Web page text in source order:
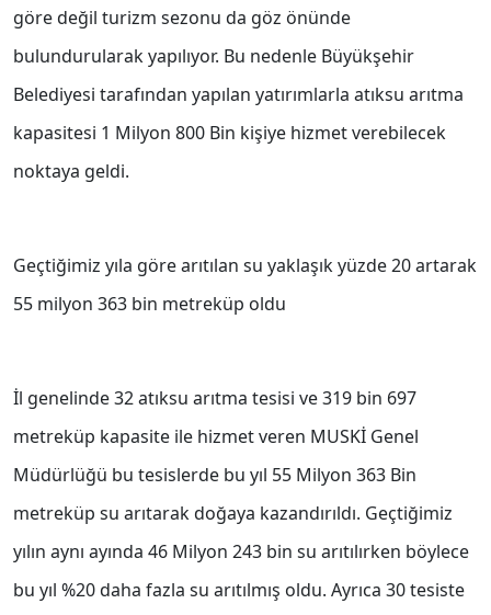
göre değil turizm sezonu da göz önünde
bulundurularak yapılıyor. Bu nedenle Büyükşehir
Belediyesi tarafından yapılan yatırımlarla atıksu arıtma
kapasitesi 1 Milyon 800 Bin kişiye hizmet verebilecek
noktaya geldi.
Geçtiğimiz yıla göre arıtılan su yaklaşık yüzde 20 artarak
55 milyon 363 bin metreküp oldu
İl genelinde 32 atıksu arıtma tesisi ve 319 bin 697
metreküp kapasite ile hizmet veren MUSKİ Genel
Müdürlüğü bu tesislerde bu yıl 55 Milyon 363 Bin
metreküp su arıtarak doğaya kazandırıldı. Geçtiğimiz
yılın aynı ayında 46 Milyon 243 bin su arıtılırken böylece
bu yıl %20 daha fazla su arıtılmış oldu. Ayrıca 30 tesiste